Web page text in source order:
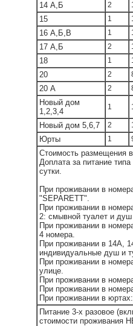
14 А,Б 2
15 1
16 А,Б,В 1
17 А,Б 2
18 1
20 2
20 А 2
Новый дом
1,2,3,4
1
Новый дом 5,6,7 2
Юрты 1
Стоимость размещения
Доплата за питание
сутки.
При проживании в
"SEPARETT".
При проживании в
2: смывной туалет и
При проживании в
4 номера.
При проживании в 14A,
индивидуальные душ и
При проживании в
улице.
При проживании в
При проживании в
При проживании в
Питание 3-х разовое
стоимости